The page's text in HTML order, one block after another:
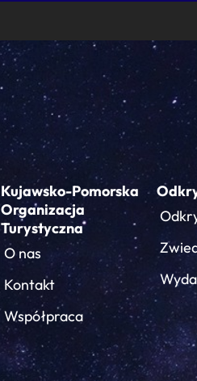
Kujawsko-Pomorska
Organizacja
Turystyczna
O nas
Kontakt
Współpraca